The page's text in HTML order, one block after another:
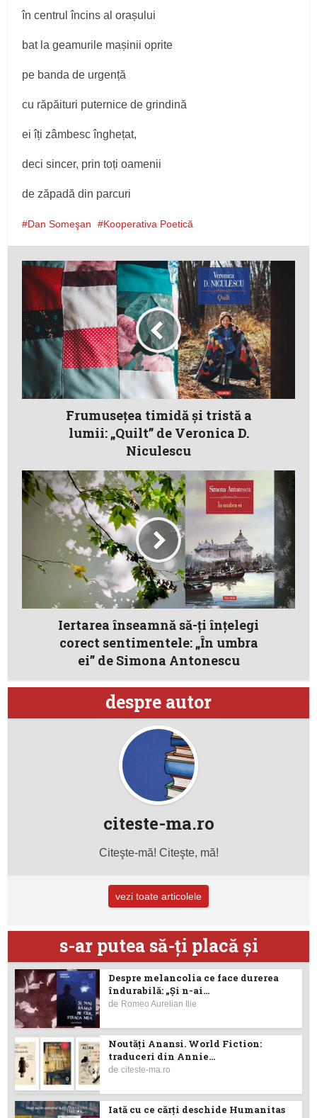
în centrul încins al orașului
bat la geamurile mașinii oprite
pe banda de urgență
cu răpăituri puternice de grindină
ei îți zâmbesc înghețat,
deci sincer, prin toți oamenii
de zăpadă din parcuri
Dan Someşan Kooperativa Poetică
Frumusețea timidă și tristă a
lumii: „Quilt” de Veronica D.
Niculescu
Iertarea înseamnă să-ţi înţelegi
corect sentimentele: „În umbra
ei” de Simona Antonescu
despre autor
citeste-ma.ro
Citeşte-mă! Citeşte, mă!
vezi toate articolele
s-ar putea să-ţi placă şi
Despre melancolia ce face durerea
îndurabilă: „Și n-ai...
de Romeo Aurelian Ilie
Noutăţi Anansi. World Fiction:
traduceri din Annie...
deciteste-ma.ro
Iată cu ce cărţi deschide Humanitas